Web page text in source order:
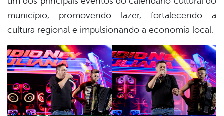
município, promovendo lazer, fortalecendo a
cultura regional e impulsionando a economia local.